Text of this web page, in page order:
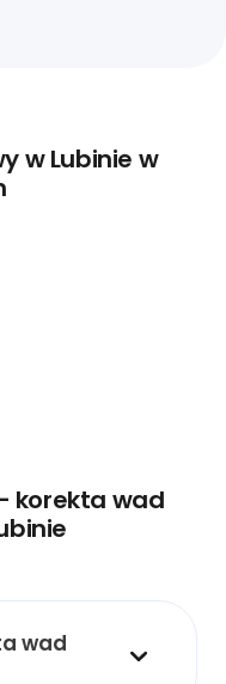
w Lubinie w
korekta wad
wad